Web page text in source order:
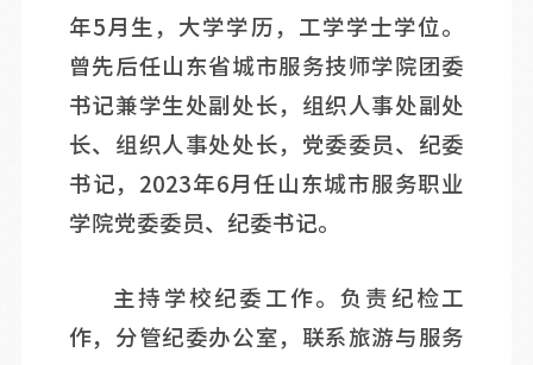
年5月生，大学学历，工学学士学位。
曾先后任山东省城市服务技师学院团委
书记兼学生处副处长，组织人事处副处
长、组织人事处处长，党委委员、纪委
书记，2023年6月任山东城市服务职业
学院党委委员、纪委书记。
主持学校纪委工作。负责纪检工
作，分管纪委办公室，联系旅游与服务